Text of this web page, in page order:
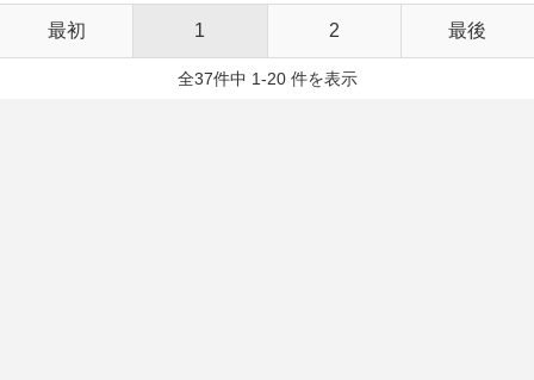
最初 1 2 最後
全37件中 1-20 件を表示